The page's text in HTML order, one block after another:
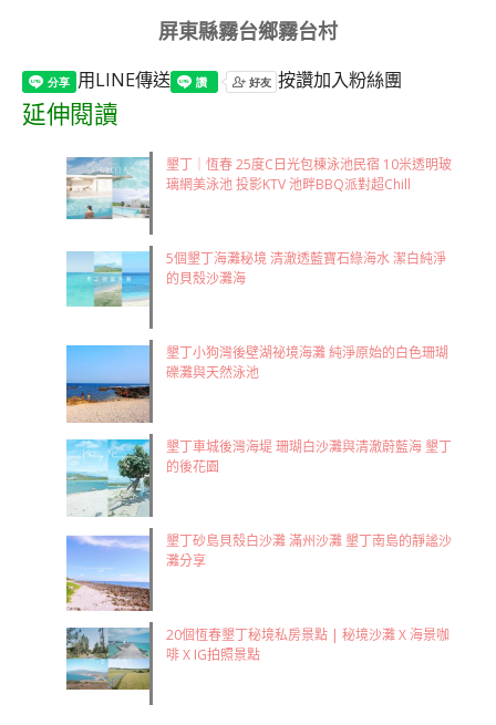
屏東縣霧台鄉霧台村
用LINE傳送 按讚加入粉絲團
延伸閱讀
墾丁｜恆春 25度C日光包棟泳池民宿 10米透明玻
璃網美泳池 投影KTV 池畔BBQ派對超Chill
5個墾丁海灘秘境 清澈透藍寶石綠海水 潔白純淨
的貝殼沙灘海
墾丁小狗灣後壁湖祕境海灘 純淨原始的白色珊瑚
礫灘與天然泳池
墾丁車城後灣海堤 珊瑚白沙灘與清澈蔚藍海 墾丁
的後花園
墾丁砂島貝殼白沙灘 滿州沙灘 墾丁南島的靜謐沙
灘分享
20個恆春墾丁秘境私房景點 | 秘境沙灘 X 海景咖
啡 X IG拍照景點